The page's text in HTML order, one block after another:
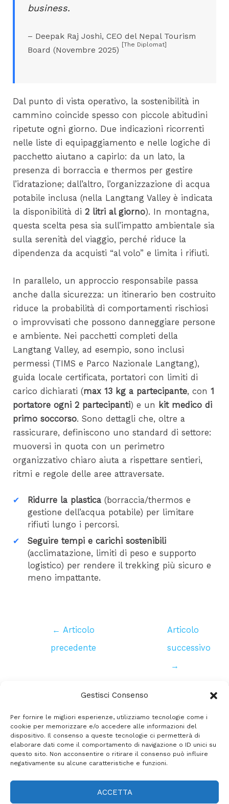
Gestisci Consenso
Per fornire le migliori esperienze, utilizziamo tecnologie come i
cookie per memorizzare e/o accedere alle informazioni del
dispositivo. Il consenso a queste tecnologie ci permetterà di
elaborare dati come il comportamento di navigazione o ID unici su
questo sito. Non acconsentire o ritirare il consenso può influire
negativamente su alcune caratteristiche e funzioni.
ACCETTA
business.
– Deepak Raj Joshi, CEO del Nepal Tourism
Board (Novembre 2025)
[The Diplomat]
Dal punto di vista operativo, la sostenibilità in
cammino coincide spesso con piccole abitudini
ripetute ogni giorno. Due indicazioni ricorrenti
nelle liste di equipaggiamento e nelle logiche di
pacchetto aiutano a capirlo: da un lato, la
presenza di borraccia e thermos per gestire
l’idratazione; dall’altro, l’organizzazione di acqua
potabile inclusa (nella Langtang Valley è indicata
la disponibilità di2 litri al giorno). In montagna,
questa scelta pesa sia sull’impatto ambientale sia
sulla serenità del viaggio, perché riduce la
dipendenza da acquisti “al volo” e limita i rifiuti.
In parallelo, un approccio responsabile passa
anche dalla sicurezza: un itinerario ben costruito
riduce la probabilità di comportamenti rischiosi
o improvvisati che possono danneggiare persone
e ambiente. Nei pacchetti completi della
Langtang Valley, ad esempio, sono inclusi
permessi (TIMS e Parco Nazionale Langtang),
guida locale certificata, portatori con limiti di
carico dichiarati (max 13 kg a partecipante, con1
portatore ogni 2 partecipanti) e un kit medico di
primo soccorso. Sono dettagli che, oltre a
rassicurare, definiscono uno standard di settore:
muoversi in quota con un perimetro
organizzativo chiaro aiuta a rispettare sentieri,
ritmi e regole delle aree attraversate.
Ridurre la plastica(borraccia/thermos e
gestione dell’acqua potabile) per limitare
rifiuti lungo i percorsi.
Seguire tempi e carichi sostenibili
(acclimatazione, limiti di peso e supporto
logistico) per rendere il trekking più sicuro e
meno impattante.
Navigazione
← Articolo
precedente
Articolo
successivo
→
facebook Instagram whatsapp
Copyright © 2026 HimalayaExped